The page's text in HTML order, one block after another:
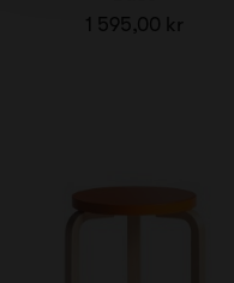
1 595,00 kr